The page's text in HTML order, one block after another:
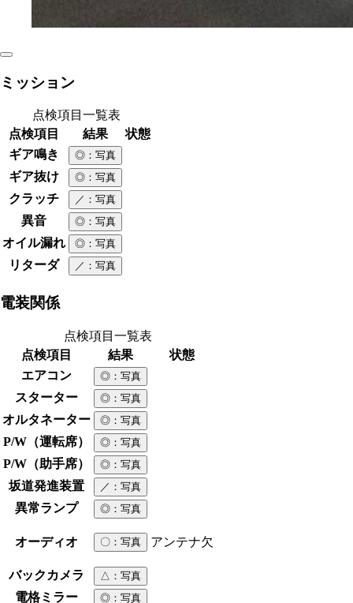
ミッション
点検項目一覧表
点検項目
結果
状態
ギア鳴き
◎ ：写真
ギア抜け ◎ ：写真
クラッチ ／ ：写真
異音 ◎ ：写真
オイル漏れ ◎ ：写真
リターダ ／ ：写真
電装関係
点検項目一覧表
点検項目
結果
状態
エアコン
◎ ：写真
スターター ◎ ：写真
オルタネーター ◎ ：写真
P/W（運転席） ◎ ：写真
P/W（助手席） ◎ ：写真
坂道発進装置 ／ ：写真
異常ランプ ◎ ：写真
オーディオ 〇 ：写真 アンテナ欠
バックカメラ △ ：写真
電格ミラー ◎ ：写真